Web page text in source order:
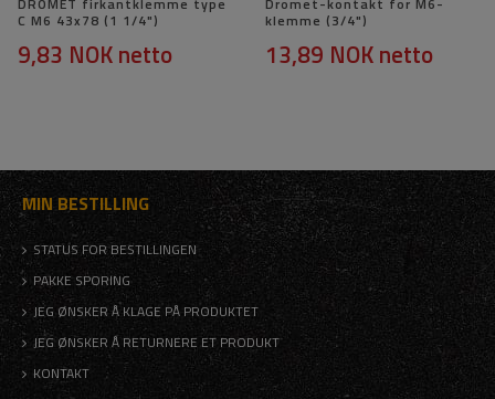
C M6 43x78 (1 1/4")
9,83 NOKnetto
klemme (3/4")
13,89 NOKnetto
MIN BESTILLING
STATUS FOR BESTILLINGEN
PAKKE SPORING
JEG ØNSKER Å KLAGE PÅ PRODUKTET
JEG ØNSKER Å RETURNERE ET PRODUKT
KONTAKT